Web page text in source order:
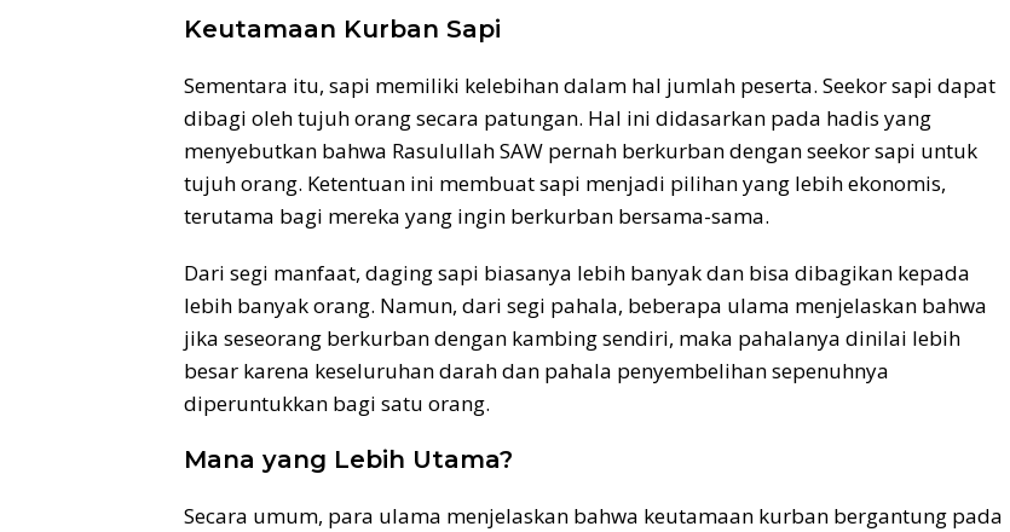
Keutamaan Kurban Sapi
Sementara itu, sapi memiliki kelebihan dalam hal jumlah peserta. Seekor sapi dapat
dibagi oleh tujuh orang secara patungan. Hal ini didasarkan pada hadis yang
menyebutkan bahwa Rasulullah SAW pernah berkurban dengan seekor sapi untuk
tujuh orang. Ketentuan ini membuat sapi menjadi pilihan yang lebih ekonomis,
terutama bagi mereka yang ingin berkurban bersama-sama.
Dari segi manfaat, daging sapi biasanya lebih banyak dan bisa dibagikan kepada
lebih banyak orang. Namun, dari segi pahala, beberapa ulama menjelaskan bahwa
jika seseorang berkurban dengan kambing sendiri, maka pahalanya dinilai lebih
besar karena keseluruhan darah dan pahala penyembelihan sepenuhnya
diperuntukkan bagi satu orang.
Mana yang Lebih Utama?
Secara umum, para ulama menjelaskan bahwa keutamaan kurban bergantung pada